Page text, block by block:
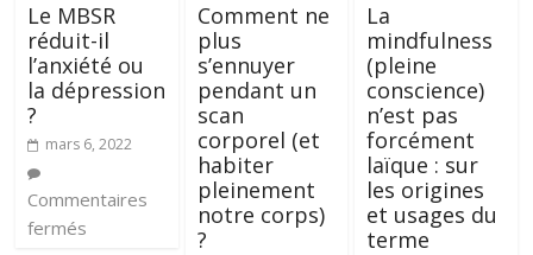
Le MBSR
réduit-il
l’anxiété ou
la dépression
?
mars 6, 2022
Commentaires
fermés
Comment ne
plus
s’ennuyer
pendant un
scan
corporel (et
habiter
pleinement
notre corps)
?
La
mindfulness
(pleine
conscience)
n’est pas
forcément
laïque : sur
les origines
et usages du
terme